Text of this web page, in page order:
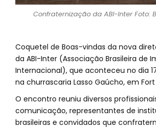
Confraternização da ABI-Inter Foto:
Coquetel de Boas-vindas da nova
da ABI-Inter (Associação Brasileira de
Internacional), que aconteceu no dia
na churrascaria Lasso Gaúcho, em
O encontro reuniu diversos
comunicação, representantes de
brasileiras e convidados que